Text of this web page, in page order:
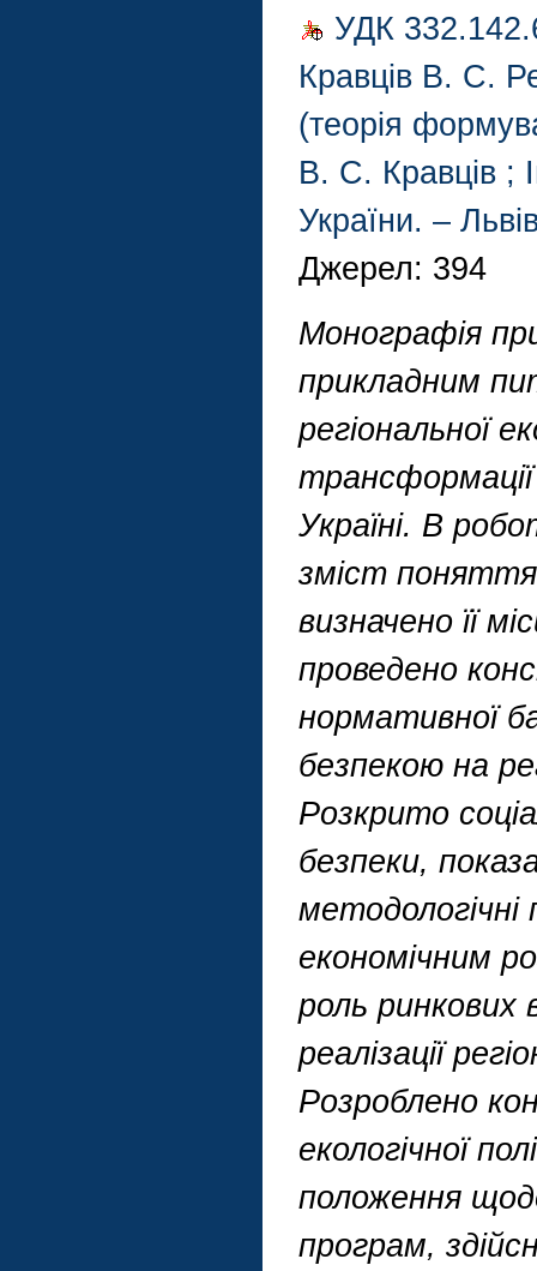
УДК
Кравців В. С.
(теорія
В. С. Кравців ;
України. –
Джерел: 394
Монографія
прикладним
регіональної
трансформації
Україні. В
зміст поняття
визначено її
проведено
нормативної
безпекою на
Розкрито
безпеки,
методологічні
економічним
роль ринкових
реалізації
Розроблено
екологічної
положення
програм,